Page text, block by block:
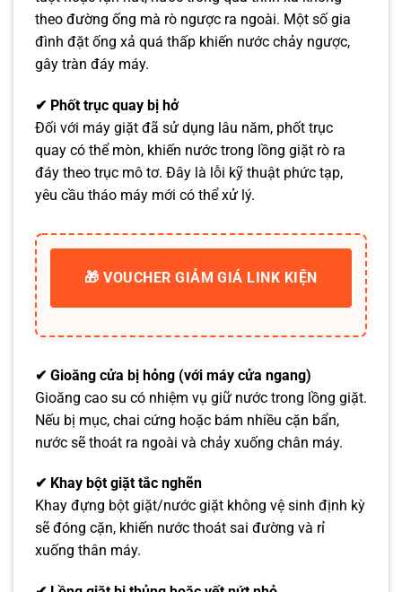
theo đường ống mà rò ngược ra ngoài. Một số gia
đình đặt ống xả quá thấp khiến nước chảy ngược,
gây tràn đáy máy.
✔ Phốt trục quay bị hở
Đối với máy giặt đã sử dụng lâu năm, phốt trục
quay có thể mòn, khiến nước trong lồng giặt rò ra
đáy theo trục mô tơ. Đây là lỗi kỹ thuật phức tạp,
yêu cầu tháo máy mới có thể xử lý.
🎁 VOUCHER GIẢM GIÁ LINK KIỆN
✔ Gioăng cửa bị hỏng (với máy cửa ngang)
Gioăng cao su có nhiệm vụ giữ nước trong lồng giặt.
Nếu bị mục, chai cứng hoặc bám nhiều cặn bẩn,
nước sẽ thoát ra ngoài và chảy xuống chân máy.
✔ Khay bột giặt tắc nghẽn
Khay đựng bột giặt/nước giặt không vệ sinh định kỳ
sẽ đóng cặn, khiến nước thoát sai đường và rỉ
xuống thân máy.